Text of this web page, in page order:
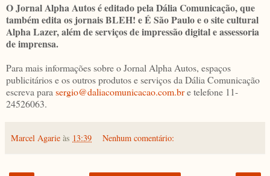
O Jornal Alpha Autos é editado pela Dália Comunicação, que
também edita os jornais BLEH! e É São Paulo e o site cultural
Alpha Lazer, além de serviços de impressão digital e assessoria
de imprensa.
Para mais informações sobre o Jornal Alpha Autos, espaços
publicitários e os outros produtos e serviços da Dália Comunicação
escreva parasergio@daliacomunicacao.com.bre telefone 11-
24526063.
Marcel Agarie às 13:39 Nenhum comentário: